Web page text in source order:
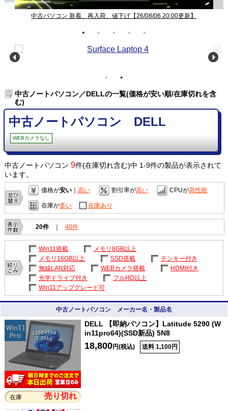
中古パソコン 新着、再入荷、値下げ【26/08/06 20:00更新】
中古ノートパソコン／DELLの一覧(価格が安い順/在庫切れを含
む)
中古ノートパソコン DELL
WEBカメラなし
中古ノートパソコン 9件(在庫切れ含む)中 1-9件の製品が表示されて
います。
価格が安い｜ 高い 割引率が高い CPUが高性能
在庫が多い 在庫あり
20件 ｜ 40件
Win11搭載
メモリ8GB以上
メモリ16GB以上
SSD搭載
テンキー付き
無線LAN対応
WEBカメラ搭載
HDMI付き
光学ドライブ付き
フルHD以上
Win11アップグレード可
中古ノートパソコン メーカー名・製品名
1366×768
1.36kg
在庫 売り切れ
DELL 【即納パソコン】Latitude 5290 (W
in11pro64)(SSD新品) 5N8
18,800円(税込) 送料 1,100円